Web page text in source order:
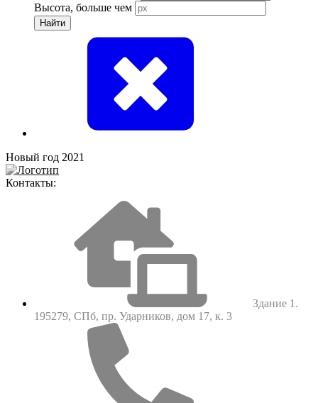
Высота, больше чем
Найти
Новый год 2021
Контакты:
Здание 1.
195279, СПб, пр. Ударников, дом 17, к. 3